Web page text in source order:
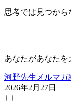
思考では見つから
あなたがあなた
河野先生メルマガ
2026年2月27日